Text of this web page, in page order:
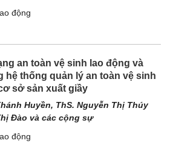
động
an toàn vệ sinh lao động và
hệ thống quản lý an toàn vệ sinh
sở sản xuất giầy
Huyền, ThS. Nguyễn Thị Thúy
Đào và các cộng sự
động